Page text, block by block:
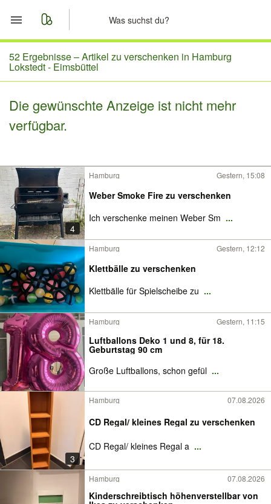
Start
Merkliste
Nachrichten
52 Ergebnisse –Artikel zu verschenken in Hamburg
Lokstedt - Eimsbüttel
Die gewünschte Anzeige ist nicht mehr
verfügbar.
4
Hamburg Gestern, 15:08
Weber Smoke Fire zu verschenken
Ich verschenke meinen Weber Sm ...
Hamburg Gestern, 12:12
Klettbälle zu verschenken
Klettbälle für Spielscheibe zu ...
Hamburg Gestern, 11:15
Luftballons Deko 1 und 8, für 18.
Geburtstag 90 cm
Große Luftballons, schon gefül ...
3
Hamburg 07.08.2026
CD Regal/ kleines Regal zu verschenken
CD Regal/ kleines Regal a ...
Hamburg 07.08.2026
Kinderschreibtisch höhenverstellbar von